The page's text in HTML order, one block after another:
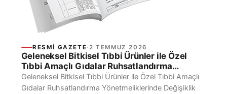
RESMI GAZETE·2 TEMMUZ 2026
Geleneksel Bitkisel Tıbbi Ürünler ile Özel
Tıbbi Amaçlı Gıdalar Ruhsatlandırma
Yönetmeliklerinde Değişiklik Yapıldı
Geleneksel Bitkisel Tıbbi Ürünler ile Özel Tıbbi Amaçlı
Gıdalar Ruhsatlandırma Yönetmeliklerinde Değişiklik